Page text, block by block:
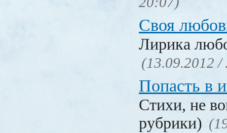
Своя
Лирика
(13.09.2012 /
Попасть в
Стихи, не
рубрики)